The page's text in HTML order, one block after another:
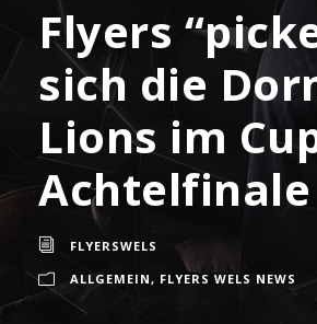
Flyers
sich die
Lions im
Achtelfinale
FLYERSWELS
ALLGEMEIN, FLYERS WELS NEWS